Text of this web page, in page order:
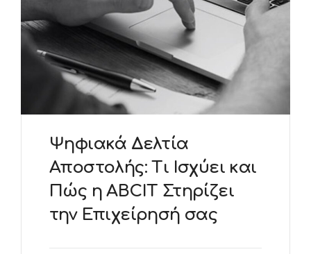
Ψηφιακά Δελτία
Αποστολής: Τι Ισχύει και
Πώς η ABCIT Στηρίζει
την Επιχείρησή σας